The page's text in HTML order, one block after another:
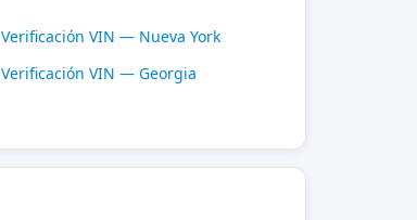
Verificación VIN — Nueva York
Verificación VIN — Georgia